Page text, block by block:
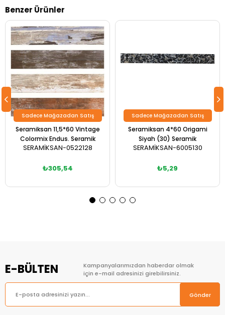
Benzer Ürünler
Seramiksan 11,5*60 Vintage
Colormix Endus. Seramik
SERAMİKSAN-0522128
₺305,54
Sadece Mağazadan Satış
Seramiksan 4*60 Origami
Siyah (30) Seramik
SERAMİKSAN-6005130
₺5,29
Sadece Mağazadan Satış
E-BÜLTEN
Kampanyalarımızdan haberdar olmak
için e-mail adresinizi girebilirsiniz.
Gönder